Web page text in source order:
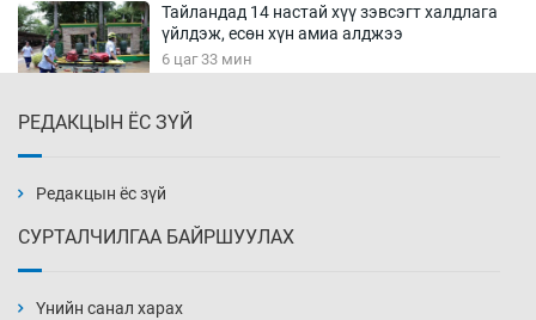
Тайландад 14 настай хүү зэвсэгт халдлага
үйлдэж, есөн хүн амиа алджээ
6 цаг 33 мин
7 цаг 33 мин
РЕДАКЦЫН ЁС ЗҮЙ
Редакцын ёс зүй
СУРТАЛЧИЛГАА БАЙРШУУЛАХ
Үнийн санал харах